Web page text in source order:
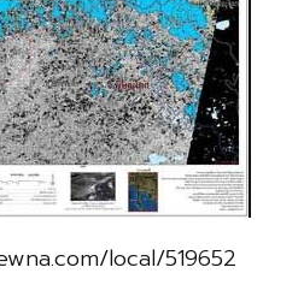
local/519652